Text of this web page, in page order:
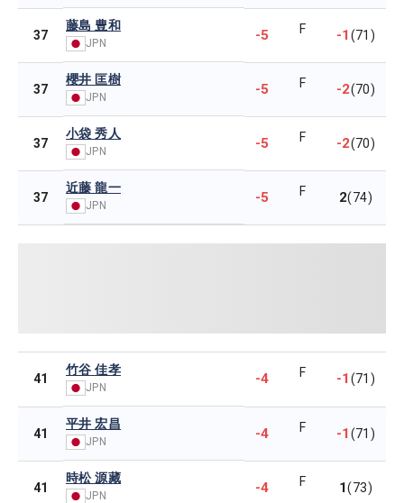
37
藤島 豊和
JPN -5 F -1(71)
37
櫻井 匡樹
JPN -5 F -2(70)
37
小袋 秀人
JPN -5 F -2(70)
37
近藤 龍一
JPN -5 F 2(74)
41
竹谷 佳孝
JPN
-4 F -1(71)
41
平井 宏昌
JPN -4 F -1(71)
41
時松 源藏
JPN -4 F 1(73)